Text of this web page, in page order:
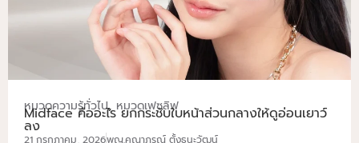
หมวดความรู้ทั่วไป, หมวดเฟซลิฟ
Midface คืออะไร ยกกระชับใบหน้าส่วนกลางให้ดูอ่อนเยาว์
ลง